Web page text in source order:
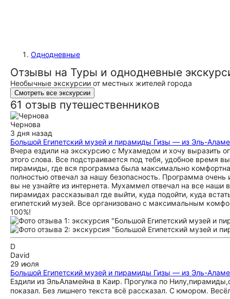
Однодневные
Отзывы на Туры и однодневные
Необычные экскурсии от местных жителей города
Смотреть все экскурсии
61 отзыв путешественников
Чернова
3 дня назад
Большой Египетский музей и пирамиды Гизы — из Эль-
Вчера ездили на экскурсию с Мухамедом и хочу выразить
этого слова. Все подстраивается под тебя, удобное время
пирамиды, где вся программа была максимально
полностью отвечал за нашу безопасность. Программа
вы не узнайте из интернета. Мухаммел отвечал на все наши
пирамидах рассказывал где выйти, куда подойти, куда
египетский музей. Все организовано с максимальным
100%!
D
David
29 июля
Большой Египетский музей и пирамиды Гизы — из Эль-
Ездили из ЭльАламейна в Каир. Прогулка по
показал. Без лишнего текста всё рассказал. С юмором.